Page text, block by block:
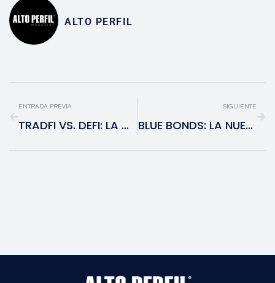
ALTO PERFIL
ENTRADA PREVIA
TRADFI VS. DEFI: LA CONVERGENCIA FINAL Y EL NACIMIENTO DEL SISTEMA FINANCIERO HÍBRIDO
SIGUIENTE
BLUE BONDS: LA NUEVA FRONTERA DE LA DEUDA SOSTENIBLE EN MÉXICO